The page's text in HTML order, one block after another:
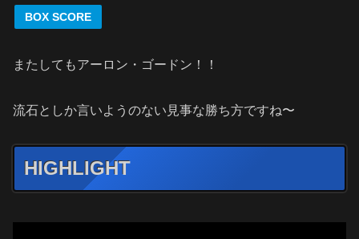
BOX SCORE
またしてもアーロン・ゴードン！！
流石としか言いようのない見事な勝ち方ですね〜
HIGHLIGHT